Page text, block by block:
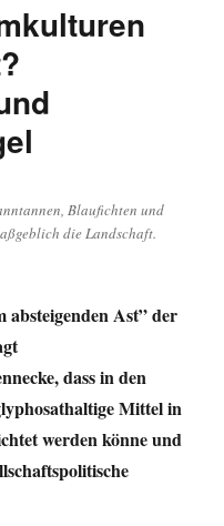
im
„Mensch
ärgere
Dich
nicht“?
von
Joachim
Blaufichten und
die Landschaft.
Ast” der
dass in den
Mittel in
werden könne und